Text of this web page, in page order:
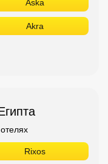
Aska
Akra
Rixos